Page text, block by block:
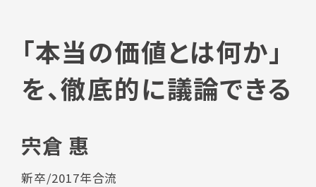
「本当の価値とは何か」
を、徹底的に議論できる
宍倉 惠
新卒/2017年合流